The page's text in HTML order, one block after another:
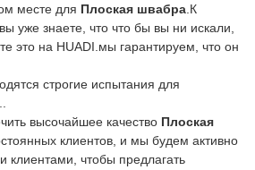
месте для Плоская швабра.К
уже знаете, что что бы вы ни искали,
это на HUADI.мы гарантируем, что он
строгие испытания для
высочайшее качество Плоская
клиентов, и мы будем активно
клиентами, чтобы предлагать